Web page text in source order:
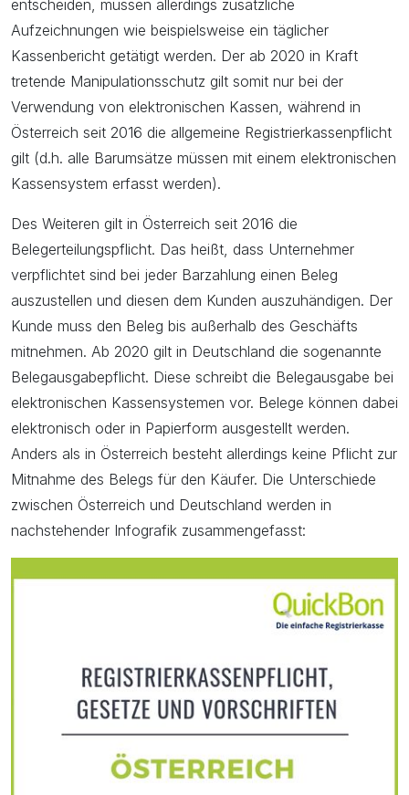
entscheiden, müssen allerdings zusätzliche
Aufzeichnungen wie beispielsweise ein täglicher
Kassenbericht getätigt werden. Der ab 2020 in Kraft
tretende Manipulationsschutz gilt somit nur bei der
Verwendung von elektronischen Kassen, während in
Österreich seit 2016 die allgemeine Registrierkassenpflicht
gilt (d.h. alle Barumsätze müssen mit einem elektronischen
Kassensystem erfasst werden).
Des Weiteren gilt in Österreich seit 2016 die
Belegerteilungspflicht. Das heißt, dass Unternehmer
verpflichtet sind bei jeder Barzahlung einen Beleg
auszustellen und diesen dem Kunden auszuhändigen. Der
Kunde muss den Beleg bis außerhalb des Geschäfts
mitnehmen. Ab 2020 gilt in Deutschland die sogenannte
Belegausgabepflicht. Diese schreibt die Belegausgabe bei
elektronischen Kassensystemen vor. Belege können dabei
elektronisch oder in Papierform ausgestellt werden.
Anders als in Österreich besteht allerdings keine Pflicht zur
Mitnahme des Belegs für den Käufer. Die Unterschiede
zwischen Österreich und Deutschland werden in
nachstehender Infografik zusammengefasst: